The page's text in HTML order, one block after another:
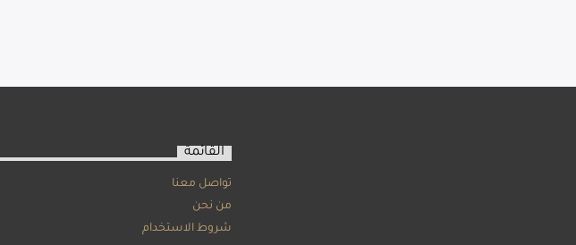
القائمة
تواصل معنا
من نحن
شروط الاستخدام